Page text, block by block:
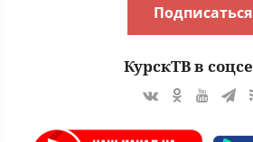
Подписаться
КурскТВ в